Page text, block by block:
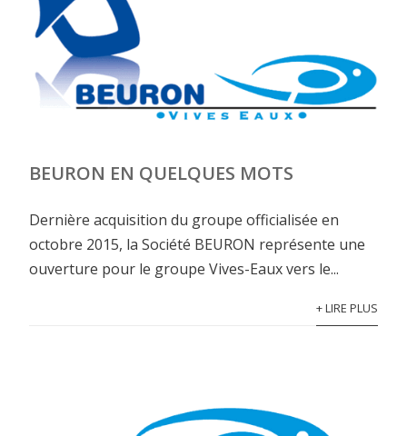
BEURON EN QUELQUES MOTS
Dernière acquisition du groupe officialisée en
octobre 2015, la Société BEURON représente une
ouverture pour le groupe Vives-Eaux vers le...
+ LIRE PLUS